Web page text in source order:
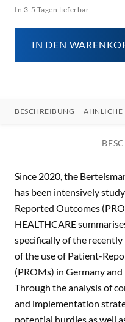
In 3-5 Tagen lieferbar
IN DEN
BESCHREIBUNG ÄHNLICHE
Since 2020, the
has been intensively
Reported Outcomes
HEALTHCARE
specifically of the
of the use of Patient-
(PROMs) in Germany
Through the analysis of
and implementation
potential hurdles as well